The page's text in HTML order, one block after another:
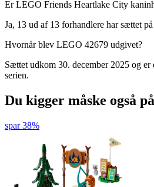
Er LEGO Friends Heartlake City
Ja, 13 ud af 13 forhandlere har sættet
Hvornår blev LEGO 42679 udgivet?
Sættet udkom 30. december 2025 og
serien.
Du kigger måske også på
spar 38%